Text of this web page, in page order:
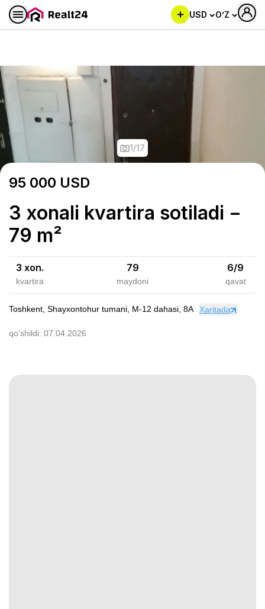
USD O’Z
3 xonali kvartira sotiladi − 79
1/17
95 000 USD
3 xonali kvartira sotiladi −
79 m²
3 xon.
kvartira
79
maydoni
6/9
qavat
Toshkent, Shayxontohur tumani, M-12 dahasi, 8A Xaritada
qo'shildi: 07.04.2026